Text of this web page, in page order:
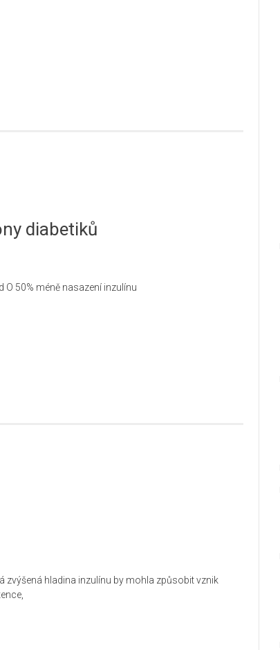
diabetiků
50% méně nasazení inzulínu
zvýšená hladina inzulínu by mohla způsobit vznik